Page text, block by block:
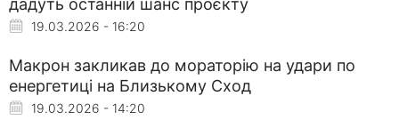
дадуть останній шанс проєкту
19.03.2026 - 16:20
Макрон закликав до мораторію на удари по
енергетиці на Близькому Сход
19.03.2026 - 14:20